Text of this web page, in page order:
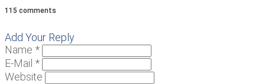
115 comments
Add Your Reply
Name *
E-Mail *
Website